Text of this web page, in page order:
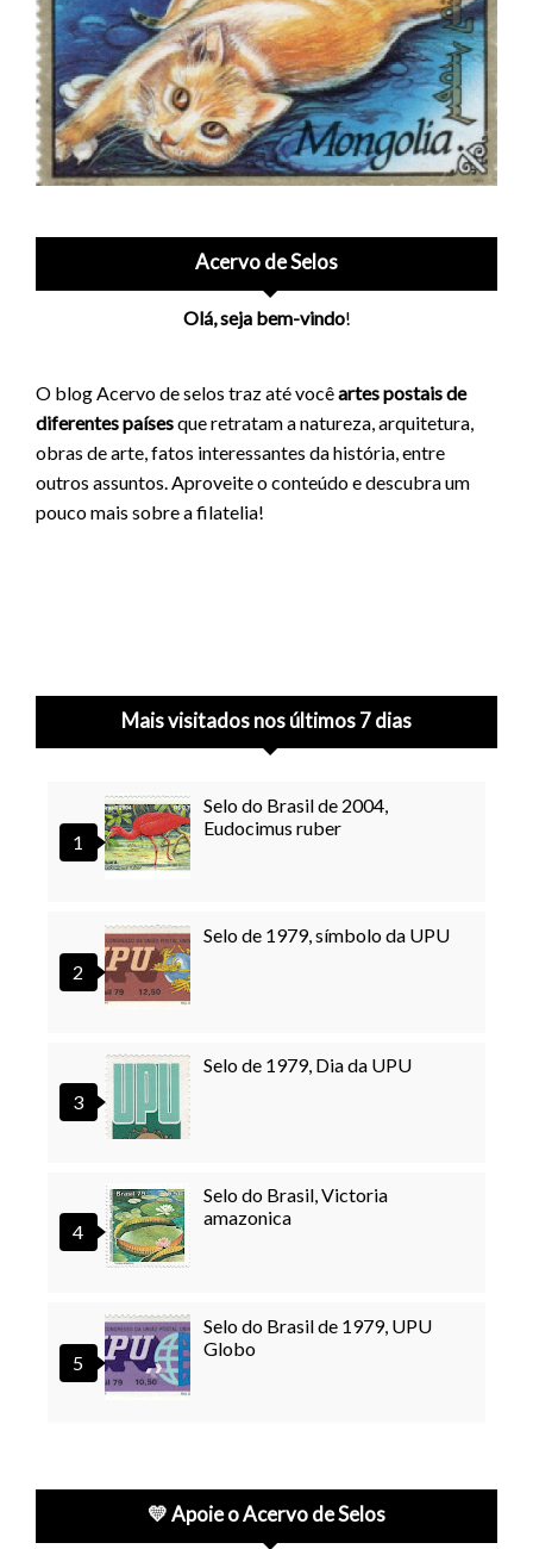
Acervo de Selos
Olá, seja bem-vindo!
O blog Acervo de selos traz até vocêartes postais de
diferentes paísesque retratam a natureza, arquitetura,
obras de arte, fatos interessantes da história, entre
outros assuntos. Aproveite o conteúdo e descubra um
pouco mais sobre a filatelia!
Mais visitados nos últimos 7 dias
Selo do Brasil de 2004,
Eudocimus ruber
Selo de 1979, símbolo da UPU
Selo de 1979, Dia da UPU
Selo do Brasil, Victoria
amazonica
Selo do Brasil de 1979, UPU
Globo
💛 Apoie o Acervo de Selos